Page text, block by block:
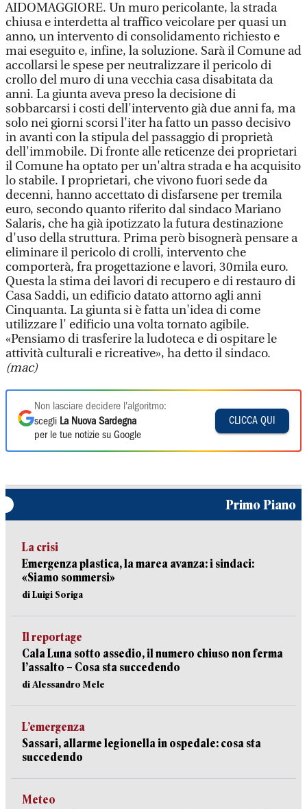
AIDOMAGGIORE. Un muro pericolante, la strada
chiusa e interdetta al traffico veicolare per quasi un
anno, un intervento di consolidamento richiesto e
mai eseguito e, infine, la soluzione. Sarà il Comune ad
accollarsi le spese per neutralizzare il pericolo di
crollo del muro di una vecchia casa disabitata da
anni. La giunta aveva preso la decisione di
sobbarcarsi i costi dell'intervento già due anni fa, ma
solo nei giorni scorsi l'iter ha fatto un passo decisivo
in avanti con la stipula del passaggio di proprietà
dell'immobile. Di fronte alle reticenze dei proprietari
il Comune ha optato per un'altra strada e ha acquisito
lo stabile. I proprietari, che vivono fuori sede da
decenni, hanno accettato di disfarsene per tremila
euro, secondo quanto riferito dal sindaco Mariano
Salaris, che ha già ipotizzato la futura destinazione
d'uso della struttura. Prima però bisognerà pensare a
eliminare il pericolo di crolli, intervento che
comporterà, fra progettazione e lavori, 30mila euro.
Questa la stima dei lavori di recupero e di restauro di
Casa Saddi, un edificio datato attorno agli anni
Cinquanta. La giunta si è fatta un'idea di come
utilizzare l' edificio una volta tornato agibile.
«Pensiamo di trasferire la ludoteca e di ospitare le
attività culturali e ricreative», ha detto il sindaco.
(mac)
Non lasciare decidere l'algoritmo:
scegli La Nuova Sardegna
per le tue notizie su Google
CLICCA QUI
Primo Piano
La crisi
Emergenza plastica, la marea avanza: i sindaci:
«Siamo sommersi»
di Luigi Soriga
Il reportage
Cala Luna sotto assedio, il numero chiuso non ferma
l’assalto – Cosa sta succedendo
di Alessandro Mele
L’emergenza
Sassari, allarme legionella in ospedale: cosa sta
succedendo
Meteo